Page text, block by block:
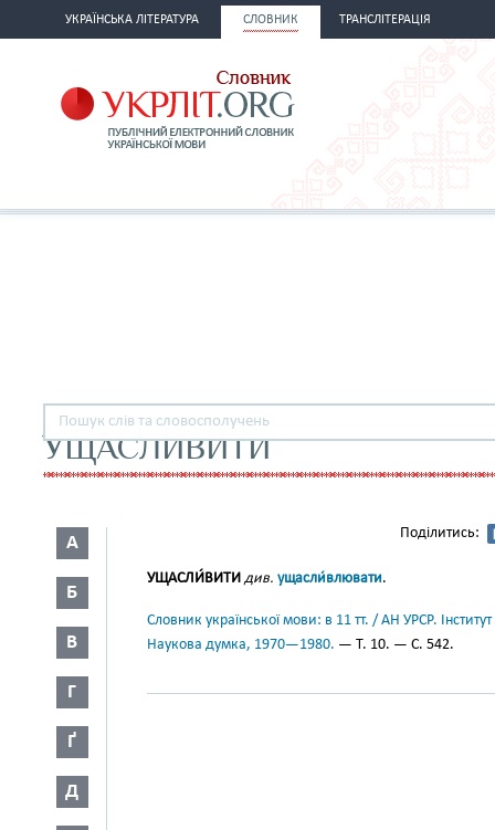
УКРАЇНСЬКА ЛІТЕРАТУРА СЛОВНИК ТРАНСЛІТЕРАЦІЯ
УЩАСЛИВИТИ
А
Б
В
Г
Ґ
Д
Поділитись:
УЩАСЛИ́ВИТИ див. ущасли́влювати.
Словник української мови: в 11 тт. / АН УРСР.
Наукова думка, 1970—1980. — Т. 10. — С. 542.